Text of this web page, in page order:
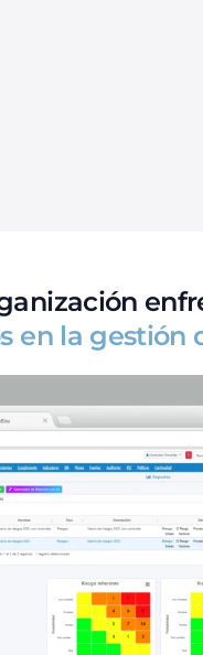
en la gestión